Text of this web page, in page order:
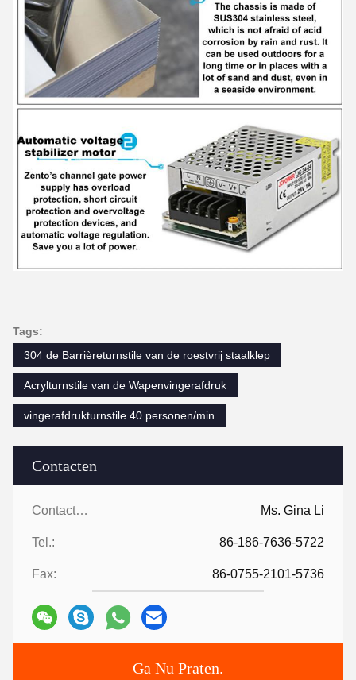
Contacten
Contacten: Ms. Gina Li
Tel.: 86-186-7636-5722
Fax: 86-0755-2101-5736
Ga Nu Praten.
Tags:
304 de Barrièreturnstile van de roestvrij staalklep
Acrylturnstile van de Wapenvingerafdruk
vingerafdrukturnstile 40 personen/min